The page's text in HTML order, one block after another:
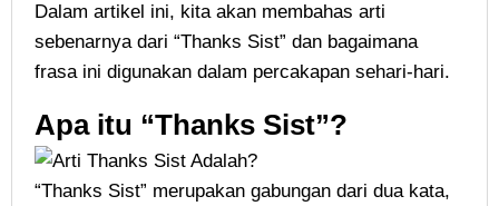
Dalam artikel ini, kita akan membahas arti
sebenarnya dari “Thanks Sist” dan bagaimana
frasa ini digunakan dalam percakapan sehari-hari.
Apa itu “Thanks Sist”?
“Thanks Sist” merupakan gabungan dari dua kata,